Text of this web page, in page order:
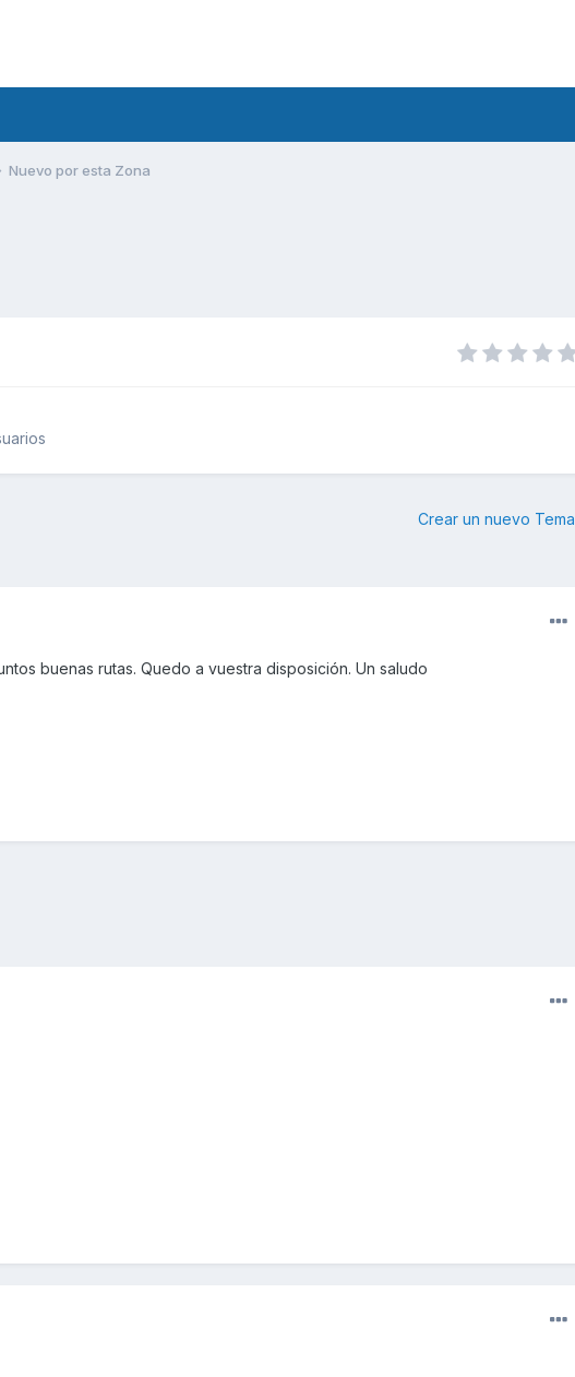
Nuevo por esta Zona
Crear un nuevo Tema
buenas rutas. Quedo a vuestra disposición. Un saludo